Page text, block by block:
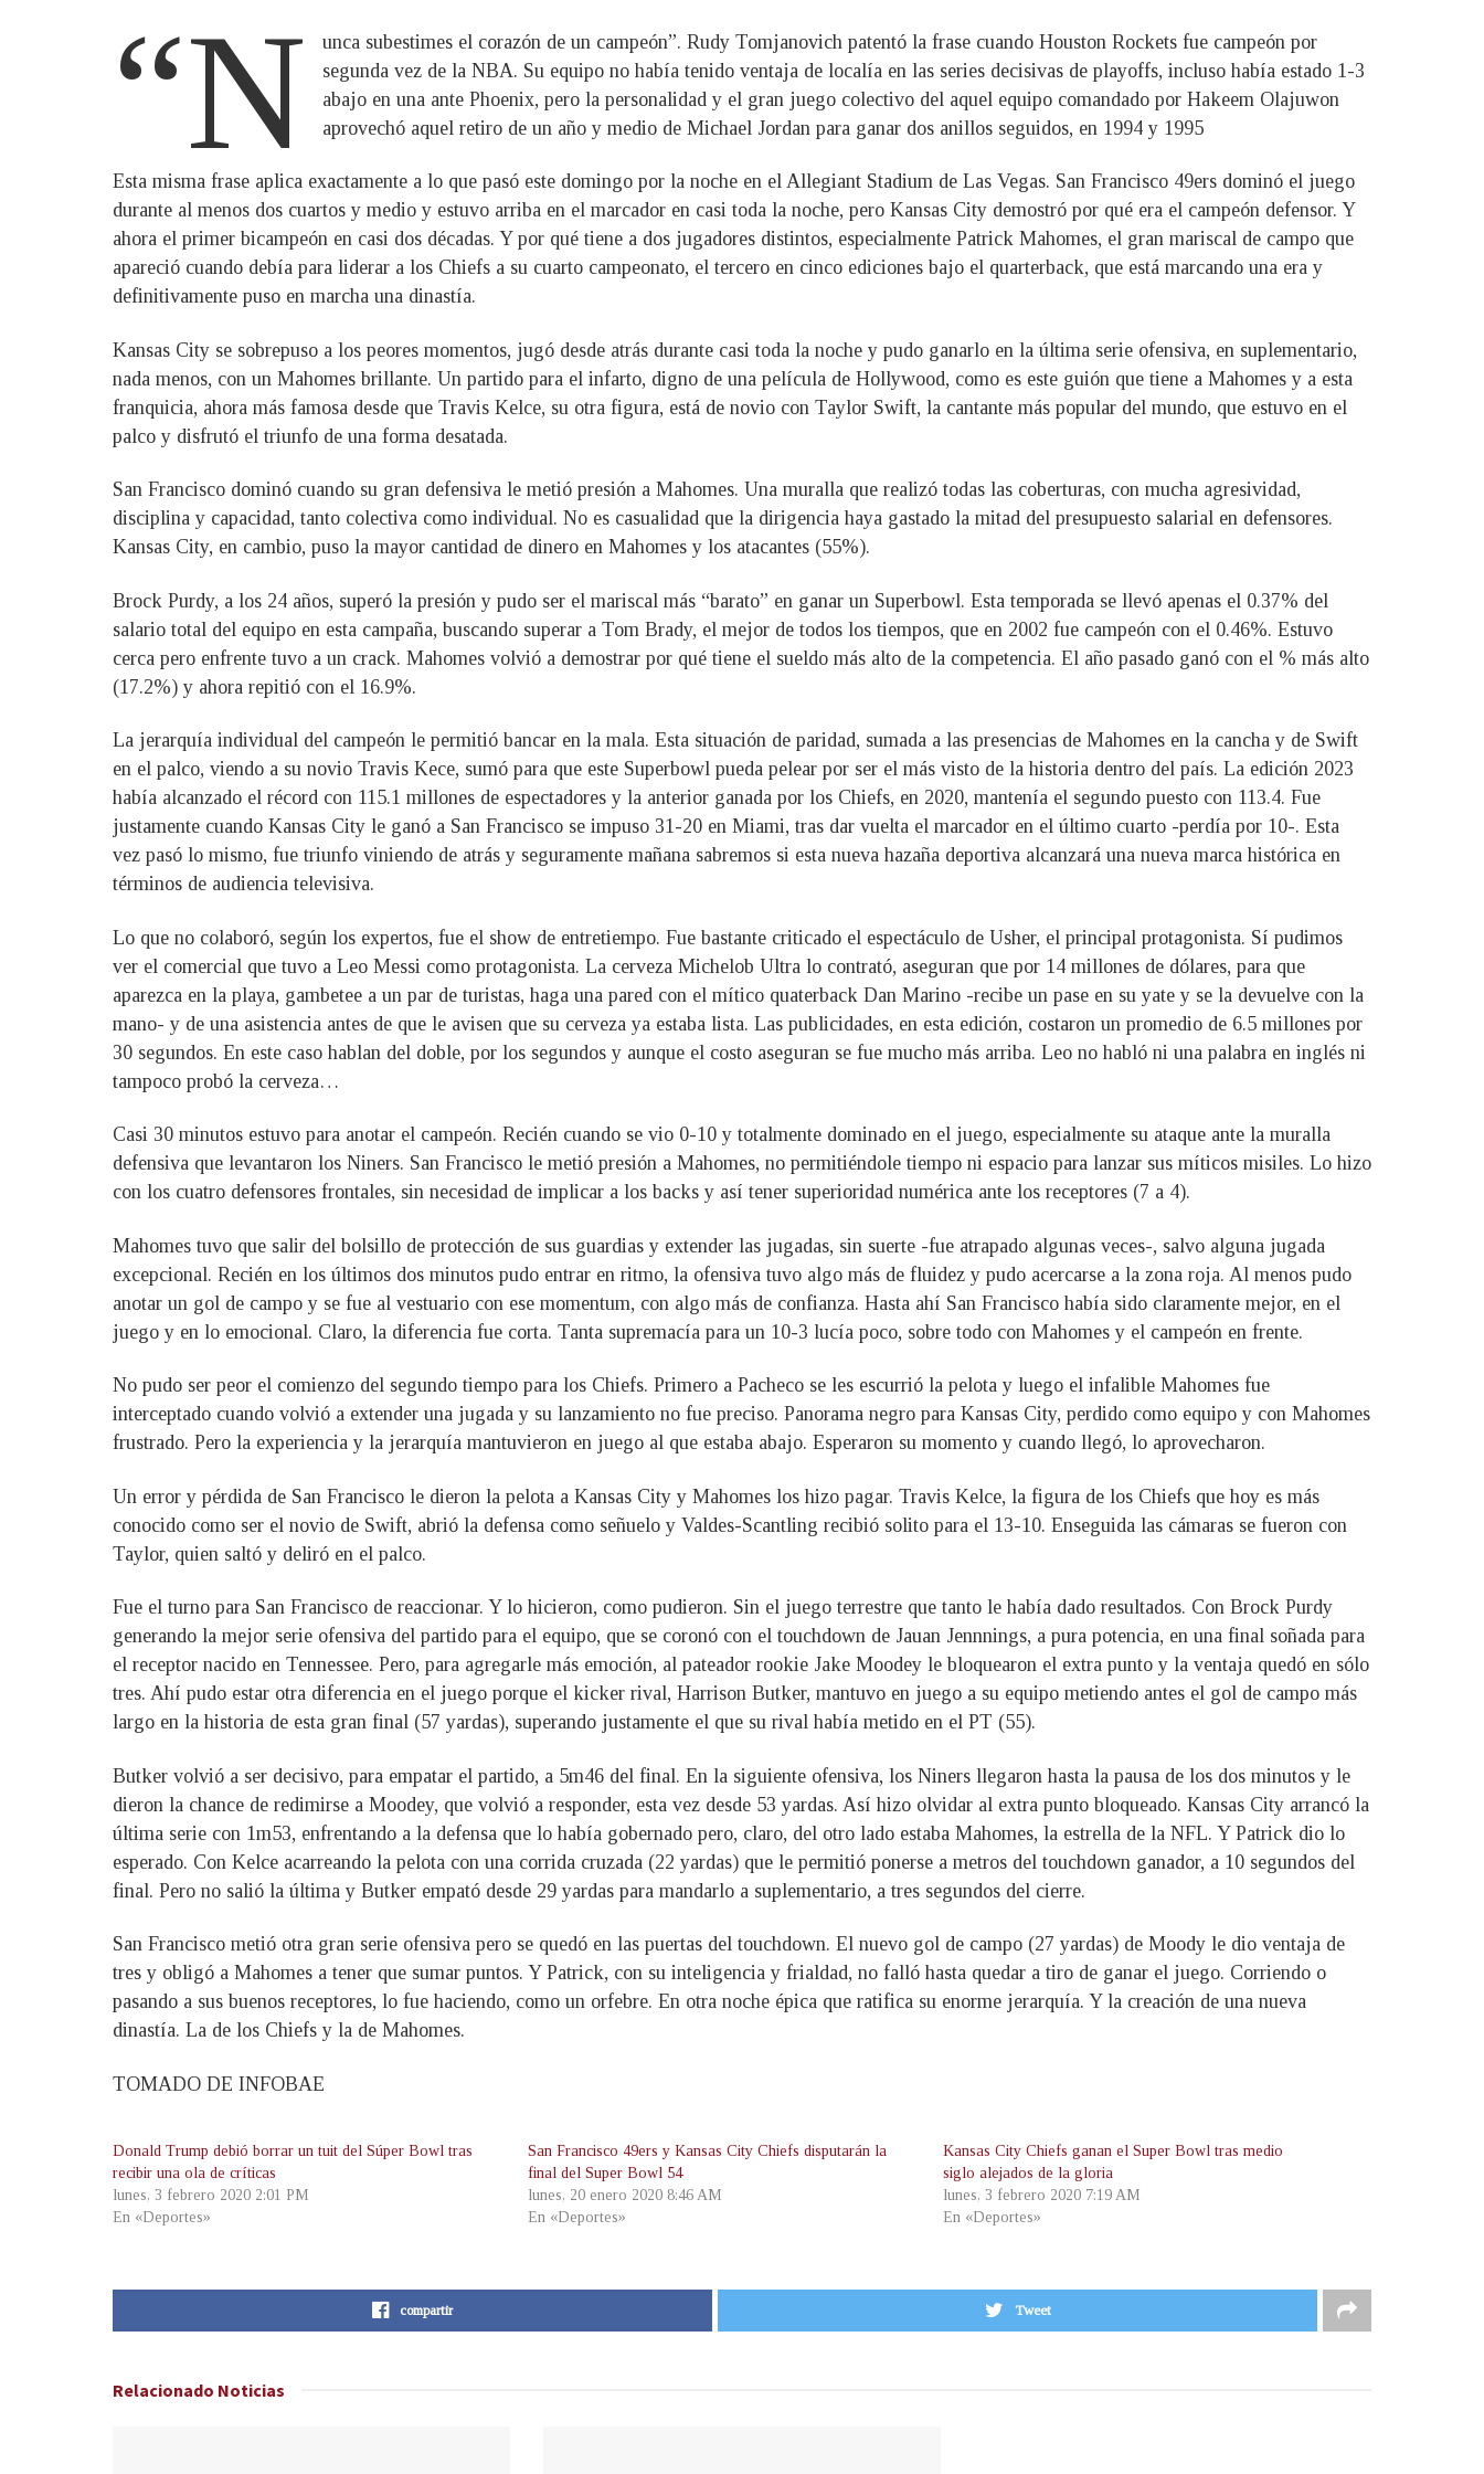
“N
unca subestimes el corazón de un campeón”. Rudy Tomjanovich patentó la frase cuando Houston Rockets fue campeón por
segunda vez de la NBA. Su equipo no había tenido ventaja de localía en las series decisivas de playoffs, incluso había estado 1-3
abajo en una ante Phoenix, pero la personalidad y el gran juego colectivo del aquel equipo comandado por Hakeem Olajuwon
aprovechó aquel retiro de un año y medio de Michael Jordan para ganar dos anillos seguidos, en 1994 y 1995
Esta misma frase aplica exactamente a lo que pasó este domingo por la noche en el Allegiant Stadium de Las Vegas. San Francisco 49ers dominó el juego
durante al menos dos cuartos y medio y estuvo arriba en el marcador en casi toda la noche, pero Kansas City demostró por qué era el campeón defensor. Y
ahora el primer bicampeón en casi dos décadas. Y por qué tiene a dos jugadores distintos, especialmente Patrick Mahomes, el gran mariscal de campo que
apareció cuando debía para liderar a los Chiefs a su cuarto campeonato, el tercero en cinco ediciones bajo el quarterback, que está marcando una era y
definitivamente puso en marcha una dinastía.
Kansas City se sobrepuso a los peores momentos, jugó desde atrás durante casi toda la noche y pudo ganarlo en la última serie ofensiva, en suplementario,
nada menos, con un Mahomes brillante. Un partido para el infarto, digno de una película de Hollywood, como es este guión que tiene a Mahomes y a esta
franquicia, ahora más famosa desde que Travis Kelce, su otra figura, está de novio con Taylor Swift, la cantante más popular del mundo, que estuvo en el
palco y disfrutó el triunfo de una forma desatada.
San Francisco dominó cuando su gran defensiva le metió presión a Mahomes. Una muralla que realizó todas las coberturas, con mucha agresividad,
disciplina y capacidad, tanto colectiva como individual. No es casualidad que la dirigencia haya gastado la mitad del presupuesto salarial en defensores.
Kansas City, en cambio, puso la mayor cantidad de dinero en Mahomes y los atacantes (55%).
Brock Purdy, a los 24 años, superó la presión y pudo ser el mariscal más “barato” en ganar un Superbowl. Esta temporada se llevó apenas el 0.37% del
salario total del equipo en esta campaña, buscando superar a Tom Brady, el mejor de todos los tiempos, que en 2002 fue campeón con el 0.46%. Estuvo
cerca pero enfrente tuvo a un crack. Mahomes volvió a demostrar por qué tiene el sueldo más alto de la competencia. El año pasado ganó con el % más alto
(17.2%) y ahora repitió con el 16.9%.
La jerarquía individual del campeón le permitió bancar en la mala. Esta situación de paridad, sumada a las presencias de Mahomes en la cancha y de Swift
en el palco, viendo a su novio Travis Kece, sumó para que este Superbowl pueda pelear por ser el más visto de la historia dentro del país. La edición 2023
había alcanzado el récord con 115.1 millones de espectadores y la anterior ganada por los Chiefs, en 2020, mantenía el segundo puesto con 113.4. Fue
justamente cuando Kansas City le ganó a San Francisco se impuso 31-20 en Miami, tras dar vuelta el marcador en el último cuarto -perdía por 10-. Esta
vez pasó lo mismo, fue triunfo viniendo de atrás y seguramente mañana sabremos si esta nueva hazaña deportiva alcanzará una nueva marca histórica en
términos de audiencia televisiva.
Lo que no colaboró, según los expertos, fue el show de entretiempo. Fue bastante criticado el espectáculo de Usher, el principal protagonista. Sí pudimos
ver el comercial que tuvo a Leo Messi como protagonista. La cerveza Michelob Ultra lo contrató, aseguran que por 14 millones de dólares, para que
aparezca en la playa, gambetee a un par de turistas, haga una pared con el mítico quaterback Dan Marino -recibe un pase en su yate y se la devuelve con la
mano- y de una asistencia antes de que le avisen que su cerveza ya estaba lista. Las publicidades, en esta edición, costaron un promedio de 6.5 millones por
30 segundos. En este caso hablan del doble, por los segundos y aunque el costo aseguran se fue mucho más arriba. Leo no habló ni una palabra en inglés ni
tampoco probó la cerveza…
Casi 30 minutos estuvo para anotar el campeón. Recién cuando se vio 0-10 y totalmente dominado en el juego, especialmente su ataque ante la muralla
defensiva que levantaron los Niners. San Francisco le metió presión a Mahomes, no permitiéndole tiempo ni espacio para lanzar sus míticos misiles. Lo hizo
con los cuatro defensores frontales, sin necesidad de implicar a los backs y así tener superioridad numérica ante los receptores (7 a 4).
Mahomes tuvo que salir del bolsillo de protección de sus guardias y extender las jugadas, sin suerte -fue atrapado algunas veces-, salvo alguna jugada
excepcional. Recién en los últimos dos minutos pudo entrar en ritmo, la ofensiva tuvo algo más de fluidez y pudo acercarse a la zona roja. Al menos pudo
anotar un gol de campo y se fue al vestuario con ese momentum, con algo más de confianza. Hasta ahí San Francisco había sido claramente mejor, en el
juego y en lo emocional. Claro, la diferencia fue corta. Tanta supremacía para un 10-3 lucía poco, sobre todo con Mahomes y el campeón en frente.
No pudo ser peor el comienzo del segundo tiempo para los Chiefs. Primero a Pacheco se les escurrió la pelota y luego el infalible Mahomes fue
interceptado cuando volvió a extender una jugada y su lanzamiento no fue preciso. Panorama negro para Kansas City, perdido como equipo y con Mahomes
frustrado. Pero la experiencia y la jerarquía mantuvieron en juego al que estaba abajo. Esperaron su momento y cuando llegó, lo aprovecharon.
Un error y pérdida de San Francisco le dieron la pelota a Kansas City y Mahomes los hizo pagar. Travis Kelce, la figura de los Chiefs que hoy es más
conocido como ser el novio de Swift, abrió la defensa como señuelo y Valdes-Scantling recibió solito para el 13-10. Enseguida las cámaras se fueron con
Taylor, quien saltó y deliró en el palco.
Fue el turno para San Francisco de reaccionar. Y lo hicieron, como pudieron. Sin el juego terrestre que tanto le había dado resultados. Con Brock Purdy
generando la mejor serie ofensiva del partido para el equipo, que se coronó con el touchdown de Jauan Jennnings, a pura potencia, en una final soñada para
el receptor nacido en Tennessee. Pero, para agregarle más emoción, al pateador rookie Jake Moodey le bloquearon el extra punto y la ventaja quedó en sólo
tres. Ahí pudo estar otra diferencia en el juego porque el kicker rival, Harrison Butker, mantuvo en juego a su equipo metiendo antes el gol de campo más
largo en la historia de esta gran final (57 yardas), superando justamente el que su rival había metido en el PT (55).
Butker volvió a ser decisivo, para empatar el partido, a 5m46 del final. En la siguiente ofensiva, los Niners llegaron hasta la pausa de los dos minutos y le
dieron la chance de redimirse a Moodey, que volvió a responder, esta vez desde 53 yardas. Así hizo olvidar al extra punto bloqueado. Kansas City arrancó la
última serie con 1m53, enfrentando a la defensa que lo había gobernado pero, claro, del otro lado estaba Mahomes, la estrella de la NFL. Y Patrick dio lo
esperado. Con Kelce acarreando la pelota con una corrida cruzada (22 yardas) que le permitió ponerse a metros del touchdown ganador, a 10 segundos del
final. Pero no salió la última y Butker empató desde 29 yardas para mandarlo a suplementario, a tres segundos del cierre.
San Francisco metió otra gran serie ofensiva pero se quedó en las puertas del touchdown. El nuevo gol de campo (27 yardas) de Moody le dio ventaja de
tres y obligó a Mahomes a tener que sumar puntos. Y Patrick, con su inteligencia y frialdad, no falló hasta quedar a tiro de ganar el juego. Corriendo o
pasando a sus buenos receptores, lo fue haciendo, como un orfebre. En otra noche épica que ratifica su enorme jerarquía. Y la creación de una nueva
dinastía. La de los Chiefs y la de Mahomes.
TOMADO DE INFOBAE
Donald Trump debió borrar un tuit del Súper Bowl tras
recibir una ola de críticas
lunes, 3 febrero 2020 2:01 PM
En «Deportes»
San Francisco 49ers y Kansas City Chiefs disputarán la
final del Super Bowl 54
lunes, 20 enero 2020 8:46 AM
En «Deportes»
Kansas City Chiefs ganan el Super Bowl tras medio
siglo alejados de la gloria
lunes, 3 febrero 2020 7:19 AM
En «Deportes»
compartir Tweet
Relacionado Noticias